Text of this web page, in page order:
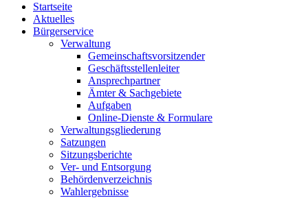
Startseite
Aktuelles
Bürgerservice
Verwaltung
Gemeinschaftsvorsitzender
Geschäftsstellenleiter
Ansprechpartner
Ämter & Sachgebiete
Aufgaben
Online-Dienste & Formulare
Verwaltungsgliederung
Satzungen
Sitzungsberichte
Ver- und Entsorgung
Behördenverzeichnis
Wahlergebnisse